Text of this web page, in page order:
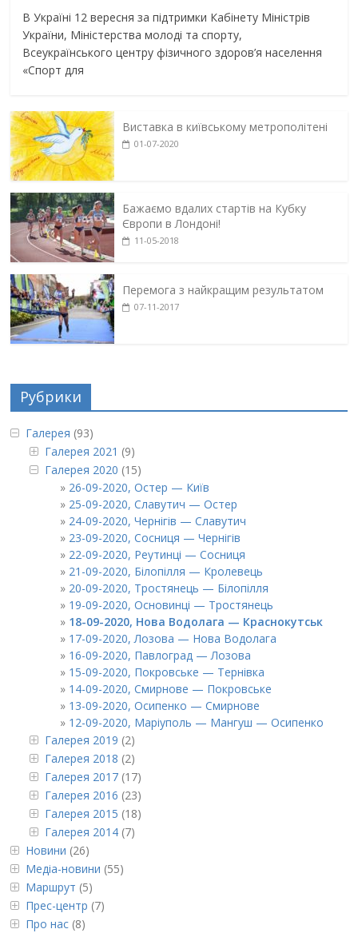
В Україні 12 вересня за підтримки Кабінету Міністрів
України, Міністерства молоді та спорту,
Всеукраїнського центру фізичного здоров’я населення
«Спорт для
Виставка в київському метрополітені
01-07-2020
Бажаємо вдалих стартів на Кубку
Європи в Лондоні!
11-05-2018
Перемога з найкращим результатом
07-11-2017
Рубрики
Галерея (93)
Галерея 2021 (9)
Галерея 2020 (15)
26-09-2020, Остер — Київ
25-09-2020, Славутич — Остер
24-09-2020, Чернігів — Славутич
23-09-2020, Сосниця — Чернігів
22-09-2020, Реутинці — Сосниця
21-09-2020, Білопілля — Кролевець
20-09-2020, Тростянець — Білопілля
19-09-2020, Основинці — Тростянець
18-09-2020, Нова Водолага — Краснокутськ
17-09-2020, Лозова — Нова Водолага
16-09-2020, Павлоград — Лозова
15-09-2020, Покровське — Тернівка
14-09-2020, Смирнове — Покровське
13-09-2020, Осипенко — Смирнове
12-09-2020, Маріуполь — Мангуш — Осипенко
Галерея 2019 (2)
Галерея 2018 (2)
Галерея 2017 (17)
Галерея 2016 (23)
Галерея 2015 (18)
Галерея 2014 (7)
Новини (26)
Медіа-новини (55)
Маршрут (5)
Прес-центр (7)
Про нас (8)